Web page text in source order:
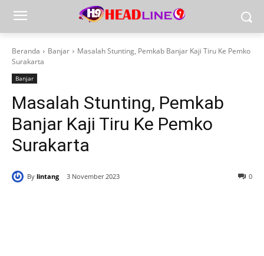
Beranda Banjar
Masalah Stunting, Pemkab Banjar Kaji Tiru Ke Pemko
Surakarta
Banjar
Masalah Stunting, Pemkab
Banjar Kaji Tiru Ke Pemko
Surakarta
By lintang 3 November 2023 0